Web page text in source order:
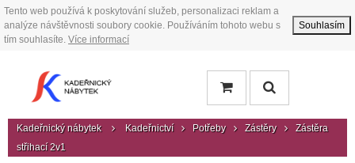
Tento web používá k poskytování služeb, personalizaci reklam a
analýze návštěvnosti soubory cookie. Používáním tohoto webu s
tím souhlasíte. Více informací
Souhlasím
Kadeřnický nábytek Kadeřnictví Potřeby Zástěry
Zástěra
střihací 2v1